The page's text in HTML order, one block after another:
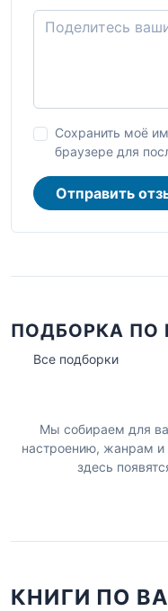
Сохранить моё
браузере для
ПОДБОРКА ПО
Все подборки
Мы собираем для
настроению, жанрам
здесь
КНИГИ ПО